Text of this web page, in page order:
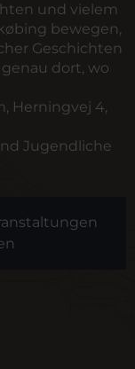
und vielem
bewegen,
Geschichten
dort, wo
Herningvej 4,
Jugendliche